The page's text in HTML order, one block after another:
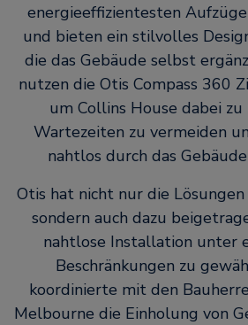
energieeffizientesten
und bieten ein stilvolles
die das Gebäude selbst
nutzen die Otis Compass 360
um Collins House dabei
Wartezeiten zu vermeiden
nahtlos durch das
Otis hat nicht nur die
sondern auch dazu
nahtlose Installation unter
Beschränkungen zu
koordinierte mit den
Melbourne die Einholung von